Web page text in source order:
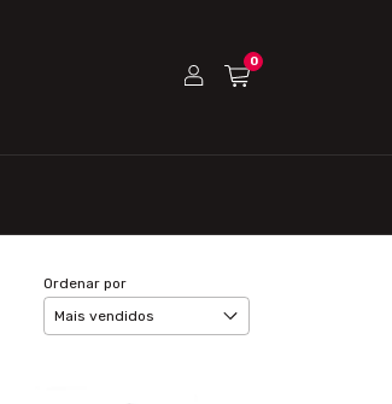
0
Ordenar por